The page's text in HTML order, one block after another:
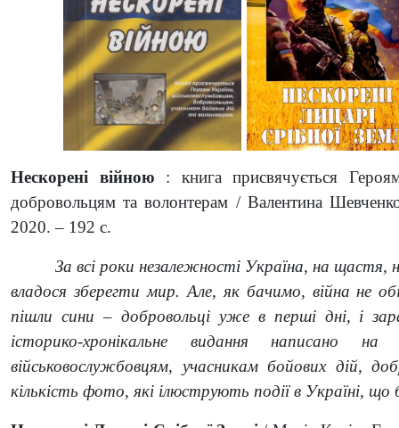
Нескорені війною : книга присвячується
добровольцям та волонтерам / Валентина
2020. – 192 с.
За всі роки незалежності Україна, на щастя,
владося зберегти мир. Але, як бачимо, війна не
пішли сини – добровольці уже в перші дні, і
історико-хронікальне видання написано
військовослужбовцям, учасникам бойових дій,
кількість фото, які ілюструють події в Україні, що